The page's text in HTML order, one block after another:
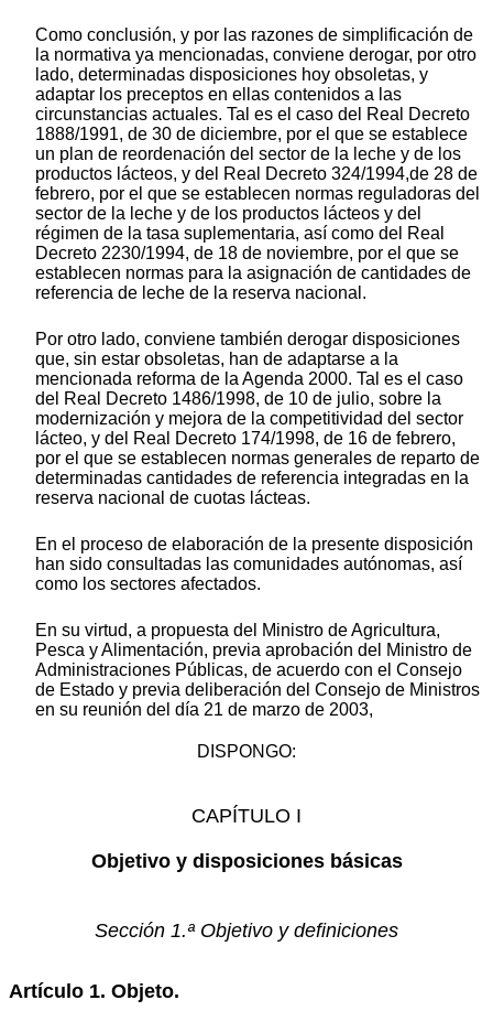
Como conclusión, y por las razones de simplificación de
la normativa ya mencionadas, conviene derogar, por otro
lado, determinadas disposiciones hoy obsoletas, y
adaptar los preceptos en ellas contenidos a las
circunstancias actuales. Tal es el caso del Real Decreto
1888/1991, de 30 de diciembre, por el que se establece
un plan de reordenación del sector de la leche y de los
productos lácteos, y del Real Decreto 324/1994,de 28 de
febrero, por el que se establecen normas reguladoras del
sector de la leche y de los productos lácteos y del
régimen de la tasa suplementaria, así como del Real
Decreto 2230/1994, de 18 de noviembre, por el que se
establecen normas para la asignación de cantidades de
referencia de leche de la reserva nacional.
Por otro lado, conviene también derogar disposiciones
que, sin estar obsoletas, han de adaptarse a la
mencionada reforma de la Agenda 2000. Tal es el caso
del Real Decreto 1486/1998, de 10 de julio, sobre la
modernización y mejora de la competitividad del sector
lácteo, y del Real Decreto 174/1998, de 16 de febrero,
por el que se establecen normas generales de reparto de
determinadas cantidades de referencia integradas en la
reserva nacional de cuotas lácteas.
En el proceso de elaboración de la presente disposición
han sido consultadas las comunidades autónomas, así
como los sectores afectados.
En su virtud, a propuesta del Ministro de Agricultura,
Pesca y Alimentación, previa aprobación del Ministro de
Administraciones Públicas, de acuerdo con el Consejo
de Estado y previa deliberación del Consejo de Ministros
en su reunión del día 21 de marzo de 2003,
DISPONGO:
CAPÍTULO I
Objetivo y disposiciones básicas
Sección 1.ª Objetivo y definiciones
Artículo 1. Objeto.